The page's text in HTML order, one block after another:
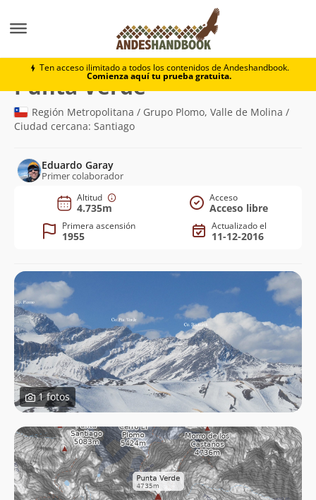
Ten acceso ilimitado a todos los contenidos de Andeshandbook.
Comienza aquí tu prueba gratuita.
Punta Verde
Punta Verde(4.735m)
Región Metropolitana / Grupo Plomo, Valle de Molina /
Ciudad cercana: Santiago
Eduardo Garay
Primer colaborador
Altitud
4.735m
Acceso
Acceso libre
Primera ascensión
1955
Actualizado el
11-12-2016
1 fotos